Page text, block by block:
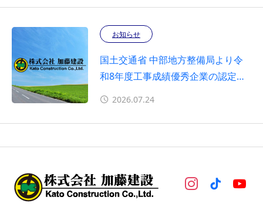
お知らせ
国土交通省 中部地方整備局より令
和8年度工事成績優秀企業の認定を
受けました（12年連続）
2026.07.24